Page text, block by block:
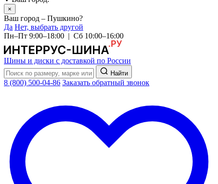
×
Ваш город – Пушкино?
Да Нет, выбрать другой
Пн–Пт 9:00–18:00 | Сб 10:00–16:00
Шины и диски с доставкой по России
Найти
8 (800) 500-04-86 Заказать обратный звонок